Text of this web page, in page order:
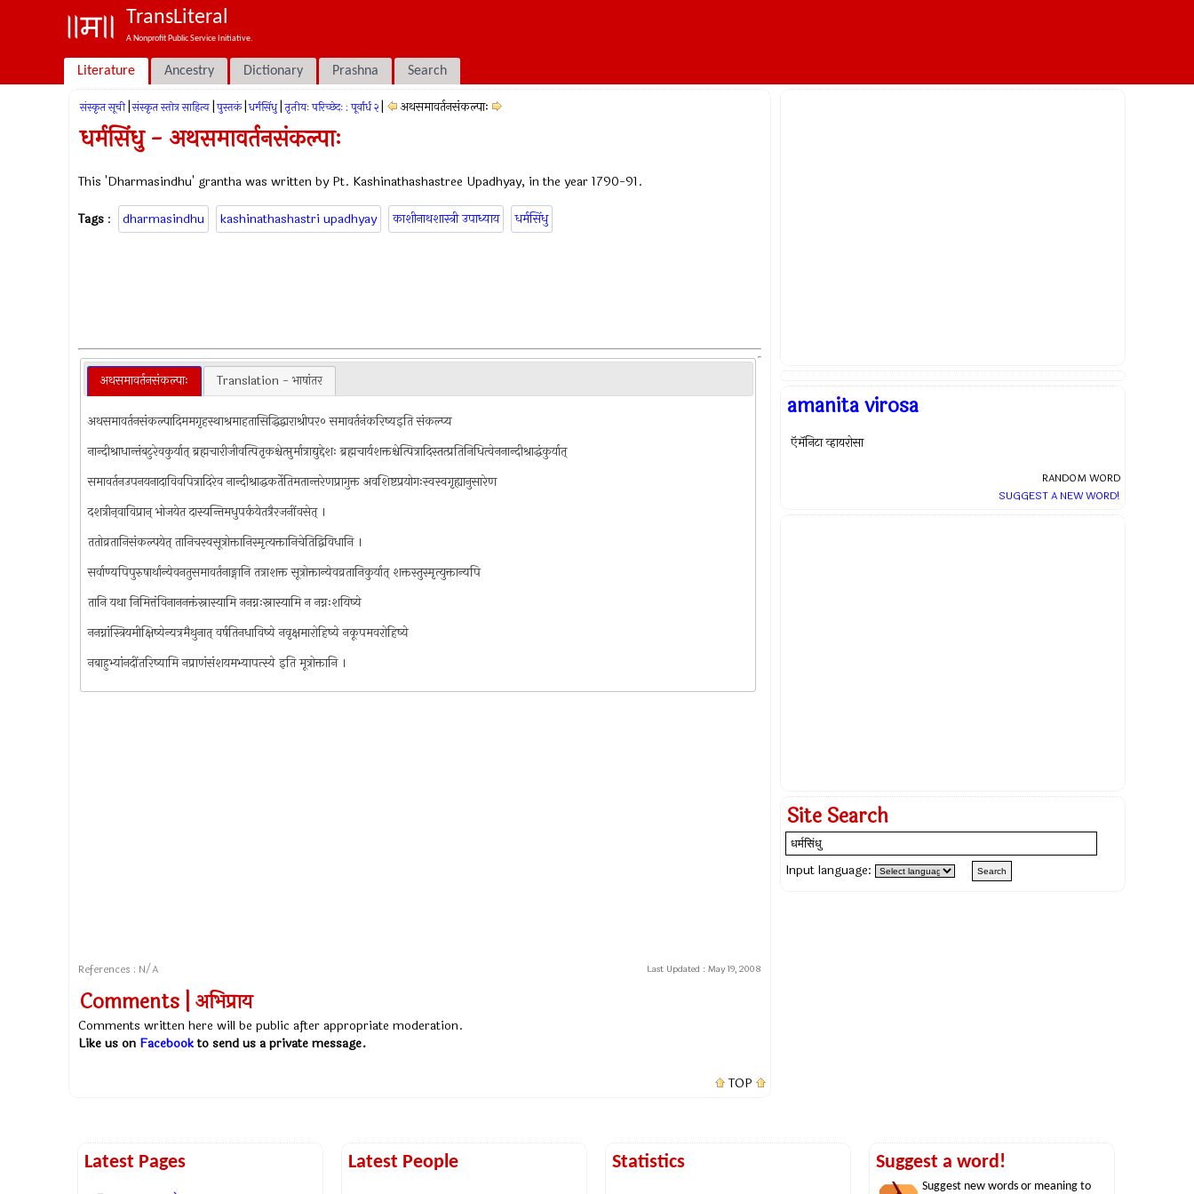
TransLiteral
A Nonprofit Public Service Initiative.
Literature Ancestry Dictionary Prashna Search
संस्कृत सूची संस्कृत स्तोत्र साहित्य पुस्तकं धर्मसिंधु तृतीयः परिच्छेदः : पूर्वार्ध २ अथसमावर्तनसंकल्पाः
धर्मसिंधु - अथसमावर्तनसंकल्पाः
This 'Dharmasindhu' grantha was written by Pt. Kashinathashastree Upadhyay, in the year 1790-91.
Tags : dharmasindhu kashinathashastri upadhyay काशीनाथशास्त्री उपाध्याय धर्मसिंधु
अथसमावर्तनसंकल्पाः Translation - भाषांतर
अथसमावर्तनसंकल्पादिममगृहस्थाश्रमाहतासिद्धिद्वाराश्रीपर० समावर्तनंकरिष्यइति संकल्प्य
नान्दीश्राधान्तंबटुरेवकुर्यात् ब्रह्मचारीजीवत्पितृकश्चेत्प्तुर्मात्राद्युद्देशः ब्रह्मचार्यशक्तश्चेत्पित्रादिस्तत्प्रतिनिधित्वेननान्दीश्राद्धंकुर्यात्
समावर्तनउपनयनादाविवपित्रादिरेव नान्दीश्राद्धकर्तेतिमतान्तरेणप्रागुक्त‍ अवशिष्टप्रयोगःस्वस्वगृह्यानुसारेण
दशत्रीन्‌वाविप्रान्‌ भोजयेत दास्यन्तिमधुपर्कयेतत्रैरजनींवसेत् ।
ततोव्रतानिसंकल्पयेत् तानिचस्वसूत्रोक्तानिस्मृत्यक्तानिचेतिद्विविधानि ।
सर्वाण्यपिपुरुषार्थान्येवनतुसमावर्तनाङ्गानि तत्राशक्त सूत्रोक्तान्येवव्रतानिकुर्यात् शक्तस्तुस्मृत्युक्तान्यपि
तानि यथा निमित्तंविनाननक्तंस्नास्यामि ननग्नःस्नास्यामि न नग्नःशयिष्ये
ननग्नांस्त्रियमीक्षिष्येन्यत्रमैथुनात् वर्षतिनधाविष्ये नवृक्षमारोहिष्ये नकूपमवरोहिष्ये
नबाहुभ्यांनदींतरिष्यामि नप्राणंसंशयमभ्यापत्स्ये इति मूत्रोक्तानि ।
References : N/A Last Updated : May 19, 2008
Comments | अभिप्राय
Comments written here will be public after appropriate moderation.
Like us on Facebookto send us a private message.
TOP
amanita virosa
ऍमॅनिटा व्हायरोसा
RANDOM WORD
SUGGEST A NEW WORD!
Site Search
Input language:
Latest Pages Latest People Statistics Suggest a word!
Suggest new words or meaning to